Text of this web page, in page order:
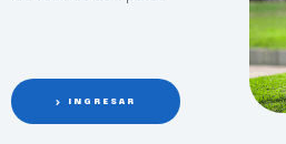
INGRESAR